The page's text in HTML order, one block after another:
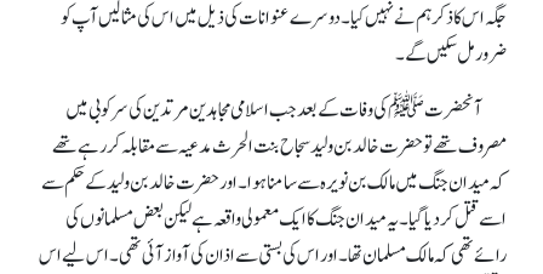
جگہ اس کا ذکر ہم نے نہیں کیا۔ دوسرے عنوانات کی ذیل میں اس کی مثالیں آپ کو
ضرور مل سکیں گے۔
آنحضرتﷺ کی وفات کے بعد جب اسلامی مجاہدین مرتدین کی سرکوبی میں
مصروف تھے تو حضرت خالد بن ولید سجاح بنت الحرث مدعیہ سے مقابلہ کر رہے تھے
کہ میدان جنگ میں مالک بن نویرہ سے سامنا ہوا۔ اور حضرت خالد بن ولید کے حکم سے
اسے قتل کر دیا گیا۔ یہ میدان جنگ کا ایک معمولی واقعہ ہے لیکن بعض مسلمانوں کی
رائے تھی کہ مالک مسلمان تھا۔ اور اس کی بستی سے اذان کی آواز آئی تھی۔ اس لیے اس